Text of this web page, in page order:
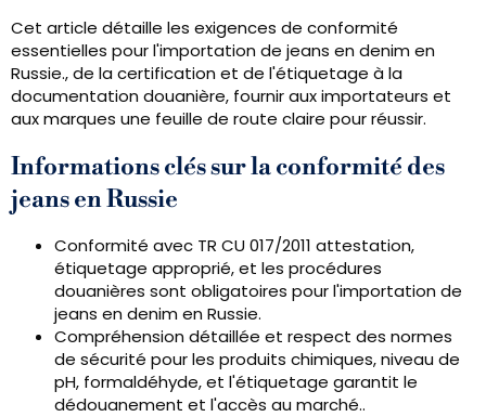
Cet article détaille les exigences de conformité
essentielles pour l'importation de jeans en denim en
Russie., de la certification et de l'étiquetage à la
documentation douanière, fournir aux importateurs et
aux marques une feuille de route claire pour réussir.
Informations clés sur la conformité des
jeans en Russie
Conformité avec TR CU 017/2011 attestation,
étiquetage approprié, et les procédures
douanières sont obligatoires pour l'importation de
jeans en denim en Russie.
Compréhension détaillée et respect des normes
de sécurité pour les produits chimiques, niveau de
pH, formaldéhyde, et l'étiquetage garantit le
dédouanement et l'accès au marché..